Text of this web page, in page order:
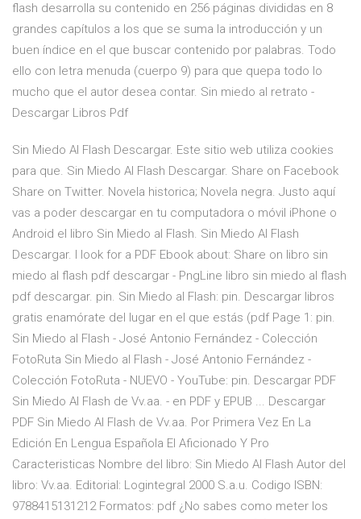
flash desarrolla su contenido en 256 páginas divididas en 8
grandes capítulos a los que se suma la introducción y un
buen índice en el que buscar contenido por palabras. Todo
ello con letra menuda (cuerpo 9) para que quepa todo lo
mucho que el autor desea contar. Sin miedo al retrato -
Descargar Libros Pdf
Sin Miedo Al Flash Descargar. Este sitio web utiliza cookies
para que. Sin Miedo Al Flash Descargar. Share on Facebook
Share on Twitter. Novela historica; Novela negra. Justo aquí
vas a poder descargar en tu computadora o móvil iPhone o
Android el libro Sin Miedo al Flash. Sin Miedo Al Flash
Descargar. I look for a PDF Ebook about: Share on libro sin
miedo al flash pdf descargar - PngLine libro sin miedo al flash
pdf descargar. pin. Sin Miedo al Flash: pin. Descargar libros
gratis enamórate del lugar en el que estás (pdf Page 1: pin.
Sin Miedo al Flash - José Antonio Fernández - Colección
FotoRuta Sin Miedo al Flash - José Antonio Fernández -
Colección FotoRuta - NUEVO - YouTube: pin. Descargar PDF
Sin Miedo Al Flash de Vv.aa. - en PDF y EPUB ... Descargar
PDF Sin Miedo Al Flash de Vv.aa. Por Primera Vez En La
Edición En Lengua Española El Aficionado Y Pro
Caracteristicas Nombre del libro: Sin Miedo Al Flash Autor del
libro: Vv.aa. Editorial: Logintegral 2000 S.a.u. Codigo ISBN:
9788415131212 Formatos: pdf ¿No sabes como meter los